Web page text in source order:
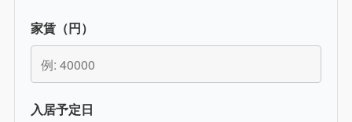
家賃（円）
入居予定日